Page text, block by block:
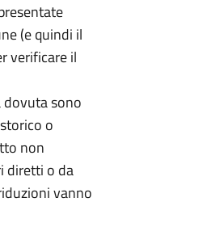
(e quindi il
verificare il
sono
o
non
diretti o da
vanno